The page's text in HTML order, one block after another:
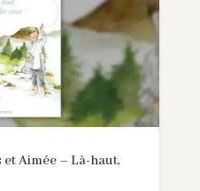
Aimée – Là-haut,